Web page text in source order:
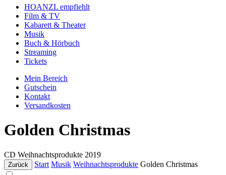
HOANZL empfiehlt
Film & TV
Kabarett & Theater
Musik
Buch & Hörbuch
Streaming
Tickets
Mein Bereich
Gutschein
Kontakt
Versandkosten
Golden Christmas
CD Weihnachtsprodukte 2019
Zurück Start Musik Weihnachtsprodukte Golden Christmas